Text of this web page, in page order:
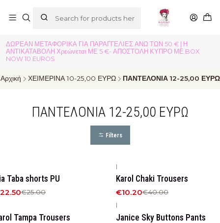
ΔΩΡΕΑΝ ΜΕΤΑΦΟΡΙΚΑ ΓΙΑ ΠΑΡΑΓΓΕΛΙΕΣ ΑΝΩ ΤΩΝ 50 € | Η
ΑΝΤΙΚΑΤΑΒΟΛΗ Χρεώνεται ΜΕ 5 €- ΑΠΟΣΤΟΛΗ ΚΥΠΡΟ ΜΕ BOX
NOW 10 EUROS
Αρχική ΧΕΙΜΕΡΙΝΑ 10-25,00 ΕΥΡΩ ΠΑΝΤΕΛΟΝΙΑ 12-25,00 ΕΥΡΩ
ΠΑΝΤΕΛΟΝΙΑ 12-25,00 ΕΥΡΩ
Filters
Taba shorts PU
€25.00
|
Karol Chaki Trousers
€10.20€40.00
Tampa Trousers
|
Janice Sky Buttons Pants